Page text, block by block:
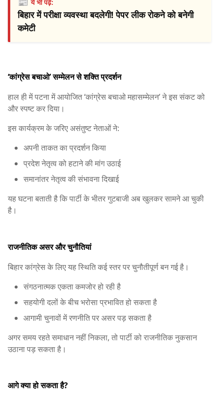
ये भी पढ़ें:
बिहार में परीक्षा व्यवस्था बदलेगी! पेपर लीक रोकने को बनेगी
कमेटी
‘कांग्रेस बचाओ’ सम्मेलन से शक्ति प्रदर्शन
हाल ही में पटना में आयोजित ‘कांग्रेस बचाओ महासम्मेलन’ ने इस संकट को
और स्पष्ट कर दिया।
इस कार्यक्रम के जरिए असंतुष्ट नेताओं ने:
अपनी ताकत का प्रदर्शन किया
प्रदेश नेतृत्व को हटाने की मांग उठाई
समानांतर नेतृत्व की संभावना दिखाई
यह घटना बताती है कि पार्टी के भीतर गुटबाजी अब खुलकर सामने आ चुकी
है।
राजनीतिक असर और चुनौतियां
बिहार कांग्रेस के लिए यह स्थिति कई स्तर पर चुनौतीपूर्ण बन गई है।
संगठनात्मक एकता कमजोर हो रही है
सहयोगी दलों के बीच भरोसा प्रभावित हो सकता है
आगामी चुनावों में रणनीति पर असर पड़ सकता है
अगर समय रहते समाधान नहीं निकला, तो पार्टी को राजनीतिक नुकसान
उठाना पड़ सकता है।
आगे क्या हो सकता है?